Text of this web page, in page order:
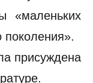
«маленьких
поколения».
присуждена